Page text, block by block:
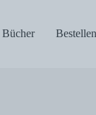
Bücher Bestellen